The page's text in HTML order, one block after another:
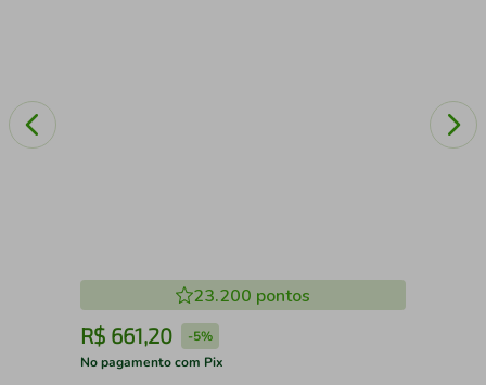
23.200 pontos
R$ 661,20 -5%
No pagamento com Pix